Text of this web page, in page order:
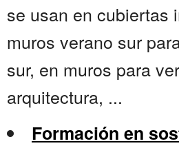
se usan en cubiertas
muros verano sur
sur, en muros para
arquitectura, ...
Formación en